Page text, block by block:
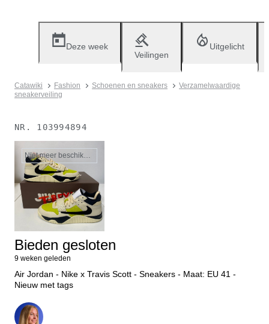
Deze week
Veilingen
Uitgelicht
Catawiki Fashion Schoenen en sneakers
Verzamelwaardige
sneakerveiling
NR. 103994894
Niet meer beschikbaar
Bieden gesloten
9 weken geleden
Air Jordan - Nike x Travis Scott - Sneakers - Maat: EU 41 -
Nieuw met tags